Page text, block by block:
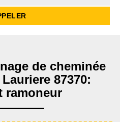
de cheminée
87370:
ramoneur